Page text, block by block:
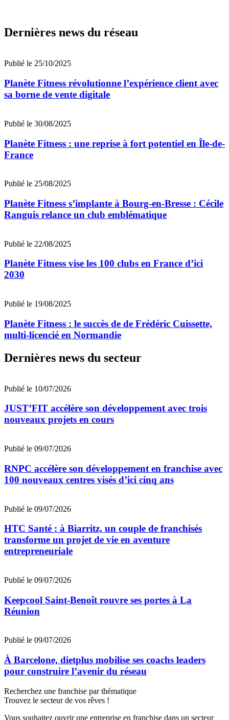
Dernières news du réseau
Publié le 25/10/2025
Planète Fitness révolutionne l’expérience client avec
sa borne de vente digitale
Publié le 30/08/2025
Planète Fitness : une reprise à fort potentiel en Île-de-
France
Publié le 25/08/2025
Planète Fitness s’implante à Bourg-en-Bresse : Cécile
Ranguis relance un club emblématique
Publié le 22/08/2025
Planète Fitness vise les 100 clubs en France d’ici
2030
Publié le 19/08/2025
Planète Fitness : le succès de de Frédéric Cuissette,
multi-licencié en Normandie
Dernières news du secteur
Publié le 10/07/2026
JUST’FIT accélère son développement avec trois
nouveaux projets en cours
Publié le 09/07/2026
RNPC accélère son développement en franchise avec
100 nouveaux centres visés d’ici cinq ans
Publié le 09/07/2026
HTC Santé : à Biarritz, un couple de franchisés
transforme un projet de vie en aventure
entrepreneuriale
Publié le 09/07/2026
Keepcool Saint-Benoît rouvre ses portes à La
Réunion
Publié le 09/07/2026
À Barcelone, dietplus mobilise ses coachs leaders
pour construire l’avenir du réseau
Recherchez une franchise par thématique
Trouvez le secteur de vos rêves !
Vous souhaitez ouvrir une entreprise en franchise dans un secteur